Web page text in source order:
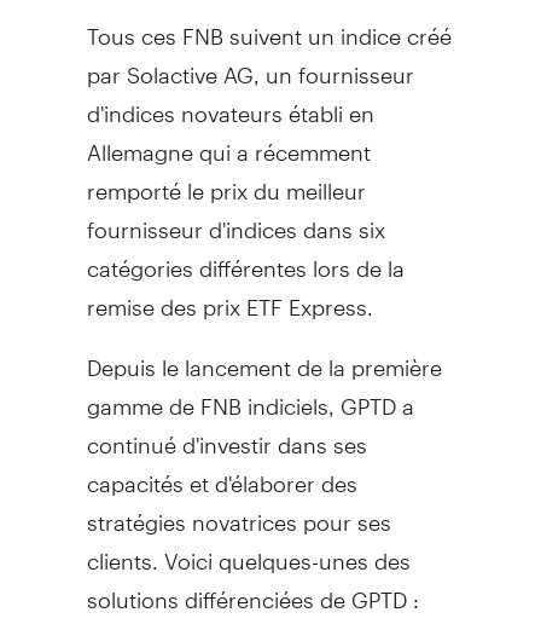
Tous ces FNB suivent un indice créé
par Solactive AG, un fournisseur
d'indices novateurs établi en
Allemagne qui a récemment
remporté le prix du meilleur
fournisseur d'indices dans six
catégories différentes lors de la
remise des prix ETF Express.
Depuis le lancement de la première
gamme de FNB indiciels, GPTD a
continué d'investir dans ses
capacités et d'élaborer des
stratégies novatrices pour ses
clients. Voici quelques-unes des
solutions différenciées de GPTD :